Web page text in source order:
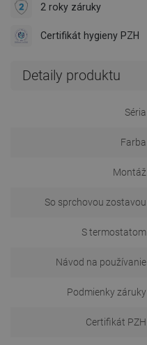
2 roky záruky
Certifikát hygieny PZH
Detaily produktu
Séria
Farba
Montáž
So sprchovou zostavou
S termostatom
Návod na používanie
Podmienky záruky
Certifikát PZH